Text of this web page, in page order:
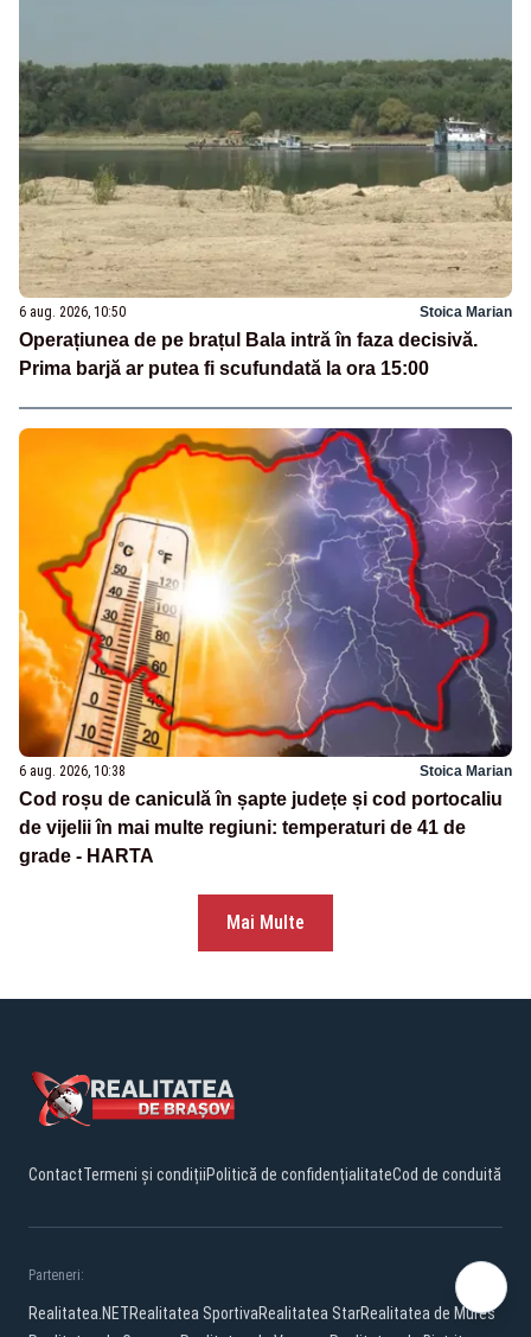
6 aug. 2026, 10:50 Stoica Marian
Operațiunea de pe brațul Bala intră în faza decisivă.
Prima barjă ar putea fi scufundată la ora 15:00
6 aug. 2026, 10:38 Stoica Marian
Cod roșu de caniculă în șapte județe și cod portocaliu
de vijelii în mai multe regiuni: temperaturi de 41 de
grade - HARTA
Mai Multe
ContactTermeni și condițiiPolitică de confidențialitateCod de conduită
Parteneri:
Realitatea.NETRealitatea SportivaRealitatea StarRealitatea de Mures